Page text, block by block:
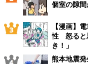
個室の隙間
【漫画】
性 怒ると
き！」
熊本地震